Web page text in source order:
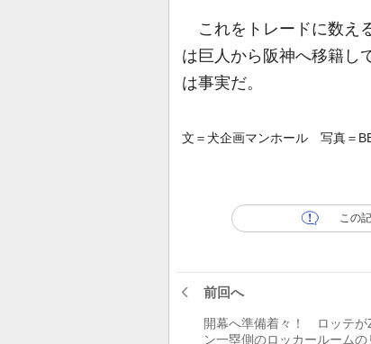
これをトレードに数え
は巨人から阪神へ移籍し
は事実だ。
文＝犬企画マンホール 写真＝
この
前回へ
開幕へ準備着々！ ロッテが
ン一塁側のロッカールームの